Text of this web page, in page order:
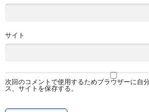
サイト
次回のコメントで使用するためブラウザーに自
ス、サイトを保存する。